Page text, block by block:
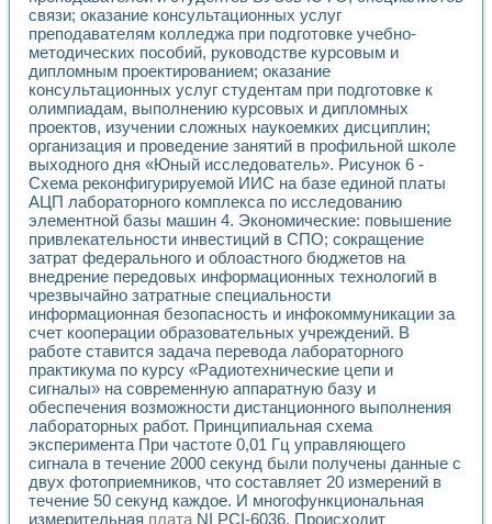
связи; оказание консультационных услуг
преподавателям колледжа при подготовке учебно-
методических пособий, руководстве курсовым и
дипломным проектированием; оказание
консультационных услуг студентам при подготовке к
олимпиадам, выполнению курсовых и дипломных
проектов, изучении сложных наукоемких дисциплин;
организация и проведение занятий в профильной школе
выходного дня «Юный исследователь». Рисунок 6 -
Схема реконфигурируемой ИИС на базе единой платы
АЦП лабораторного комплекса по исследованию
элементной базы машин 4. Экономические: повышение
привлекательности инвестиций в СПО; сокращение
затрат федерального и облоастного бюджетов на
внедрение передовых информационных технологий в
чрезвычайно затратные специальности
информационная безопасность и инфокоммуникации за
счет кооперации образовательных учреждений. В
работе ставится задача перевода лабораторного
практикума по курсу «Радиотехнические цепи и
сигналы» на современную аппаратную базу и
обеспечения возможности дистанционного выполнения
лабораторных работ. Принципиальная схема
эксперимента При частоте 0,01 Гц управляющего
сигнала в течение 2000 секунд были получены данные с
двух фотоприемников, что составляет 20 измерений в
течение 50 секунд каждое. И многофункциональная
измерительная платаNI PCI-6036. Происходит